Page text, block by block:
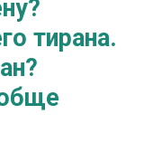
тирана.